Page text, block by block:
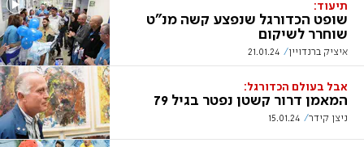
תיעוד:
שופט הכדורגל שנפצע קשה מנ"ט
שוחרר לשיקום
איציק ברנדויין 21.01.24
אבל בעולם הכדורגל:
המאמן דרור קשטן נפטר בגיל 79
ניצן קידר 15.01.24